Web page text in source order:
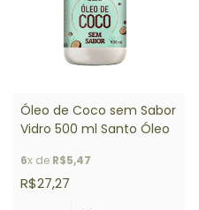
Óleo de Coco sem Sabor
Vidro 500 ml Santo Óleo
6x de R$5,47
R$27,27